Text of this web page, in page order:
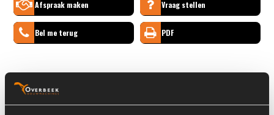
Afspraak maken Vraag stellen
Bel me terug PDF
Basisinformatie